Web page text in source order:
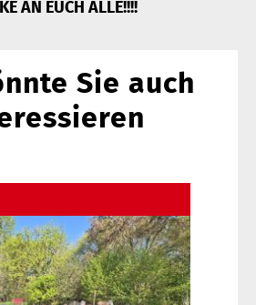
AN EUCH ALLE!!!!
Sie auch